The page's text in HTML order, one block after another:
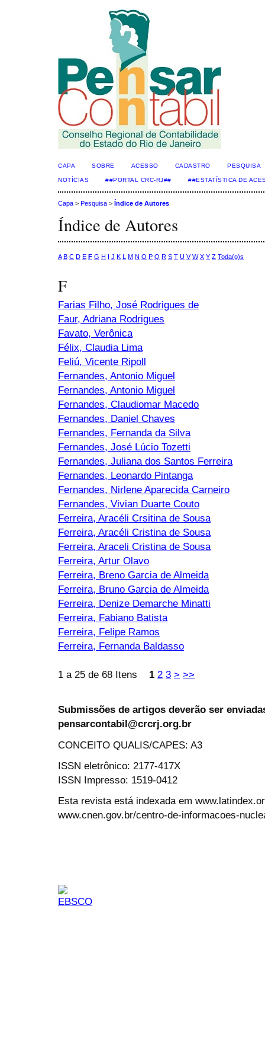
CAPA SOBRE ACESSO CADASTRO PESQUISA
NOTÍCIAS ##PORTAL CRC-RJ## ##ESTATÍSTICA DE
Capa > Pesquisa > Índice de Autores
Índice de Autores
A B C D E F G H I J K L M N O P Q R S T U V W X Y Z Toda(o)s
F
Farias Filho, José Rodrigues de
Faur, Adriana Rodrigues
Favato, Verônica
Félix, Claudia Lima
Feliú, Vicente Ripoll
Fernandes, Antonio Miguel
Fernandes, Antonio Miguel
Fernandes, Claudiomar Macedo
Fernandes, Daniel Chaves
Fernandes, Fernanda da Silva
Fernandes, José Lúcio Tozetti
Fernandes, Juliana dos Santos Ferreira
Fernandes, Leonardo Pintanga
Fernandes, Nirlene Aparecida Carneiro
Fernandes, Vivian Duarte Couto
Ferreira, Aracéli Crsitina de Sousa
Ferreira, Aracéli Cristina de Sousa
Ferreira, Araceli Cristina de Sousa
Ferreira, Artur Olavo
Ferreira, Breno Garcia de Almeida
Ferreira, Bruno Garcia de Almeida
Ferreira, Denize Demarche Minatti
Ferreira, Fabiano Batista
Ferreira, Felipe Ramos
Ferreira, Fernanda Baldasso
1 a 25 de 68 Itens 1 2 3 > >>
Submissões de artigos deverão ser
pensarcontabil@crcrj.org.br
CONCEITO QUALIS/CAPES: A3
ISSN eletrônico: 2177-417X
ISSN Impresso: 1519-0412
Esta revista está indexada em
www.cnen.gov.br/centro-de-informacoes-